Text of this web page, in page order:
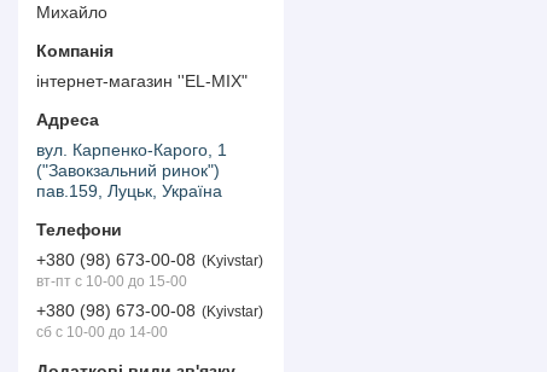
Михайло
інтернет-магазин ''EL-MIX"
вул. Карпенко-Карого, 1
("Завокзальний ринок")
пав.159, Луцьк, Україна
+380 (98) 673-00-08
Kyivstar
вт-пт с 10-00 до 15-00
+380 (98) 673-00-08
Kyivstar
сб с 10-00 до 14-00